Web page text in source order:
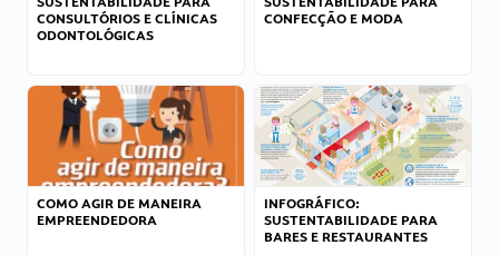
CONSULTÓRIOS E CLÍNICAS
ODONTOLÓGICAS
CONFECÇÃO E MODA
COMO AGIR DE MANEIRA
EMPREENDEDORA
INFOGRÁFICO:
SUSTENTABILIDADE PARA
BARES E RESTAURANTES